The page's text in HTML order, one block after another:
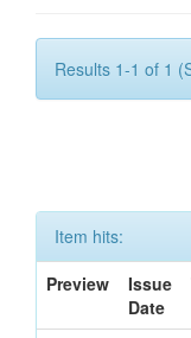
Results 1-1 of 1
Item hits:
Preview
Issue
Date